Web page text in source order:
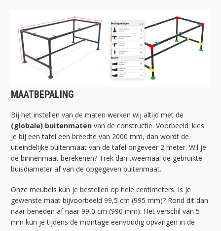
MAATBEPALING
Bij het instellen van de maten werken wij altijd met de
(globale) buitenmaten van de constructie. Voorbeeld: kies
je bij een tafel een breedte van 2000 mm, dan wordt de
uiteindelijke buitenmaat van de tafel ongeveer 2 meter. Wil je
de binnenmaat berekenen? Trek dan tweemaal de gebruikte
buisdiameter af van de opgegeven buitenmaat.
Onze meubels kun je bestellen op hele centimeters. Is je
gewenste maat bijvoorbeeld 99,5 cm (995 mm)? Rond dit dan
naar beneden af naar 99,0 cm (990 mm). Het verschil van 5
mm kun je tijdens de montage eenvoudig opvangen in de